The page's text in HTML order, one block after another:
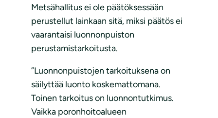
Metsähallitus ei ole päätöksessään
perustellut lainkaan sitä, miksi päätös ei
vaarantaisi luonnonpuiston
perustamistarkoitusta.
”Luonnonpuistojen tarkoituksena on
säilyttää luonto koskemattomana.
Toinen tarkoitus on luonnontutkimus.
Vaikka poronhoitoalueen